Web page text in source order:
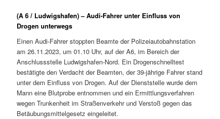
(A 6 / Ludwigshafen) – Audi-Fahrer unter Einfluss von
Drogen unterwegs
Einen Audi-Fahrer stoppten Beamte der Polizeiautobahnstation
am 26.11.2023, um 01.10 Uhr, auf der A6, im Bereich der
Anschlussstelle Ludwigshafen-Nord. Ein Drogenschnelltest
bestätigte den Verdacht der Beamten, der 39-jährige Fahrer stand
unter dem Einfluss von Drogen. Auf der Dienststelle wurde dem
Mann eine Blutprobe entnommen und ein Ermittlungsverfahren
wegen Trunkenheit im Straßenverkehr und Verstoß gegen das
Betäubungsmittelgesetz eingeleitet.